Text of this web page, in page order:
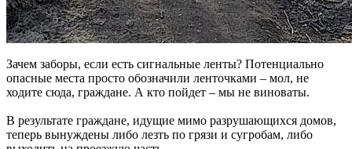
Зачем заборы, если есть сигнальные ленты? Потенциально
опасные места просто обозначили ленточками – мол, не
ходите сюда, граждане. А кто пойдет – мы не виноваты.
В результате граждане, идущие мимо разрушающихся домов,
теперь вынуждены либо лезть по грязи и сугробам, либо